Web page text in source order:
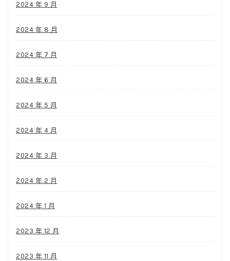
2024 年 9 月
2024 年 8 月
2024 年 7 月
2024 年 6 月
2024 年 5 月
2024 年 4 月
2024 年 3 月
2024 年 2 月
2024 年 1 月
2023 年 12 月
2023 年 11 月